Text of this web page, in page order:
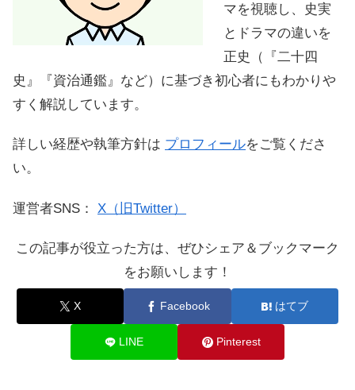
マを視聴し、史実
とドラマの違いを
正史（『二十四
史』『資治通鑑』など）に基づき初心者にもわかりや
すく解説しています。
詳しい経歴や執筆方針は プロフィールをご覧くださ
い。
運営者SNS： X（旧Twitter）
この記事が役立った方は、ぜひシェア＆ブックマーク
をお願いします！
X Facebook はてブ
LINE Pinterest